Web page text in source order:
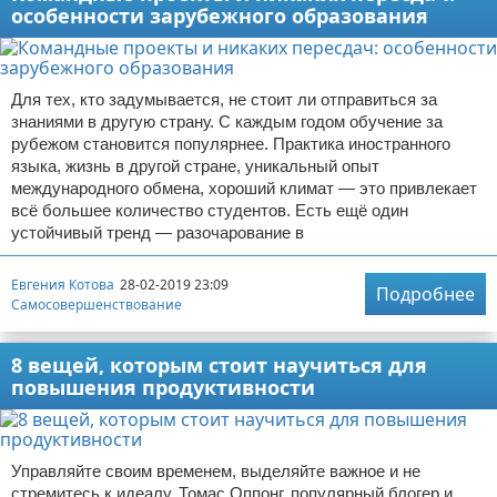
особенности зарубежного образования
Для тех, кто задумывается, не стоит ли отправиться за
знаниями в другую страну. С каждым годом обучение за
рубежом становится популярнее. Практика иностранного
языка, жизнь в другой стране, уникальный опыт
международного обмена, хороший климат — это привлекает
всё большее количество студентов. Есть ещё один
устойчивый тренд — разочарование в
Евгения Котова 28-02-2019 23:09
Самосовершенствование
Подробнее
8 вещей, которым стоит научиться для
повышения продуктивности
Управляйте своим временем, выделяйте важное и не
стремитесь к идеалу. Томас Оппонг, популярный блогер и